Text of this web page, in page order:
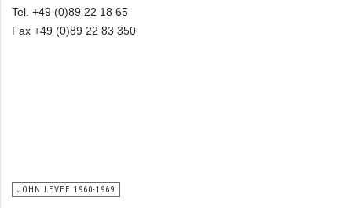
Tel. +49 (0)89 22 18 65
Fax +49 (0)89 22 83 350
JOHN LEVEE 1960-1969